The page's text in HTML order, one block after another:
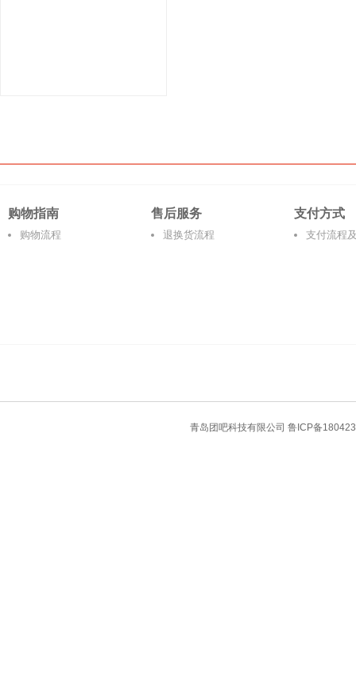
购物指南
购物流程
售后服务
退换货流程
支付方式
支付流程
青岛团吧科技有限公司 鲁ICP备